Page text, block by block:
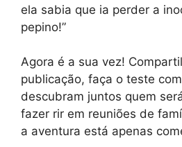
ela sabia que ia perder a
pepino!”
Agora é a sua vez!
publicação, faça o teste
descubram juntos quem
fazer rir em reuniões de
a aventura está apenas